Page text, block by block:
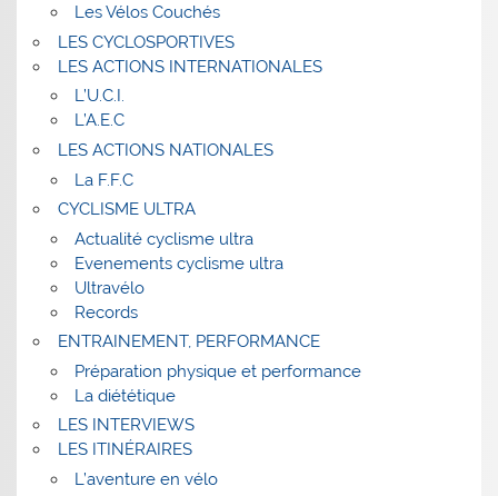
Les Vélos Couchés
LES CYCLOSPORTIVES
LES ACTIONS INTERNATIONALES
L’U.C.I.
L’A.E.C
LES ACTIONS NATIONALES
La F.F.C
CYCLISME ULTRA
Actualité cyclisme ultra
Evenements cyclisme ultra
Ultravélo
Records
ENTRAINEMENT, PERFORMANCE
Préparation physique et performance
La diététique
LES INTERVIEWS
LES ITINÉRAIRES
L’aventure en vélo